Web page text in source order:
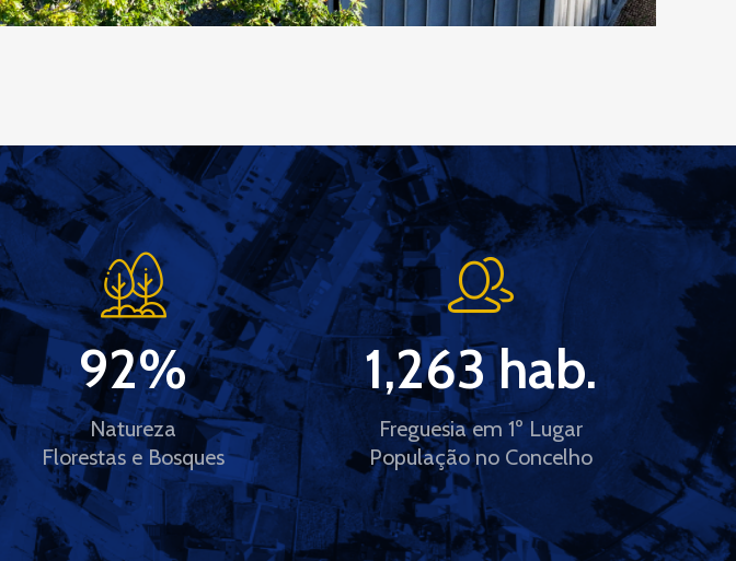
Natureza
Florestas e Bosques
92%
Freguesia em 1º Lugar
População no Concelho
1,263 hab.